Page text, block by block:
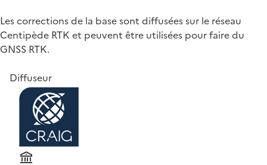
Les corrections de la base sont diffusées sur le réseau
Centipède RTK et peuvent être utilisées pour faire du
GNSS RTK.
Diffuseur